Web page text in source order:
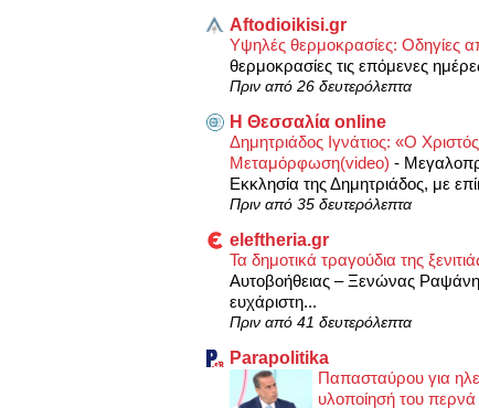
Aftodioikisi.gr
Υψηλές θερμοκρασίες: Οδηγίες
θερμοκρασίες τις επόμενες
Πριν από 26 δευτερόλεπτα
Η Θεσσαλία online
Δημητριάδος Ιγνάτιος: «Ο
Μεταμόρφωση(video) -
Εκκλησία της Δημητριάδος, με
Πριν από 35 δευτερόλεπτα
eleftheria.gr
Τα δημοτικά τραγούδια της
Αυτοβοήθειας – Ξενώνας
ευχάριστη...
Πριν από 41 δευτερόλεπτα
Parapolitika
Παπασταύρου για
υλοποίησή του